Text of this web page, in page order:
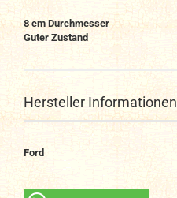
8 cm Durchmesser
Guter Zustand
Hersteller Informationen
Ford